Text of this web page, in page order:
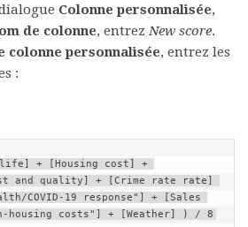
Colonne personnalisée,
de colonne, entrezNew score.
colonne personnalisée, entrez les
:
+ [Housing cost] +
and quality] + [Crime rate rate]
COVID-19 response"] + [Sales